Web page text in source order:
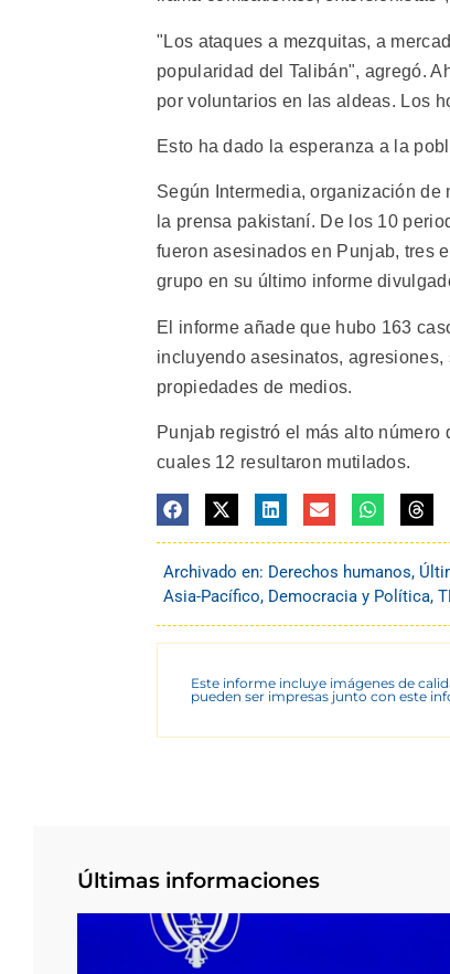
"Los ataques a mezquitas, a
popularidad del Talibán", agregó.
por voluntarios en las aldeas. Los
Esto ha dado la esperanza a la
Según Intermedia, organización
la prensa pakistaní. De los 10
fueron asesinados en Punjab, tres
grupo en su último informe
El informe añade que hubo 163
incluyendo asesinatos,
propiedades de medios.
Punjab registró el más alto
cuales 12 resultaron mutilados.
Archivado en: Derechos humanos,
Asia-Pacífico, Democracia y Política,
Este informe incluye imágenes de
pueden ser impresas junto con este
Últimas informaciones